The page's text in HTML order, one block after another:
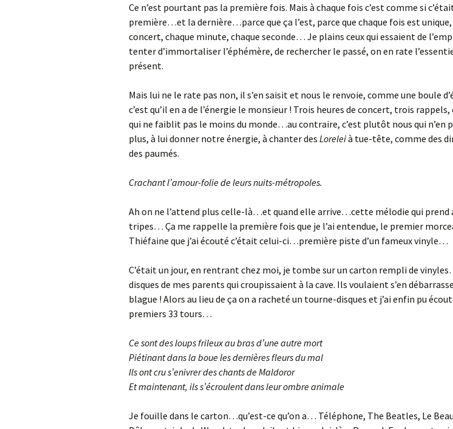
Ce n’est pourtant pas la première fois. Mais à chaque fois c’est comme si
première…et la dernière…parce que ça l’est, parce que chaque fois est unique,
concert, chaque minute, chaque seconde… Je plains ceux qui essaient de
tenter d’immortaliser l’éphémère, de rechercher le passé, on en rate
présent.
Mais lui ne le rate pas non, il s’en saisit et nous le renvoie, comme une boule
c’est qu’il en a de l’énergie le monsieur ! Trois heures de concert, trois rappels,
qui ne faiblit pas le moins du monde…au contraire, c’est plutôt nous qui n’en
plus, à lui donner notre énergie, à chanter des Loreleià tue-tête, comme des
des paumés.
Crachant l’amour-folie de leurs nuits-métropoles.
Ah on ne l’attend plus celle-là…et quand elle arrive…cette mélodie qui prend
tripes… Ça me rappelle la première fois que je l’ai entendue, le premier
Thiéfaine que j’ai écouté c’était celui-ci…première piste d’un fameux vinyle…
C’était un jour, en rentrant chez moi, je tombe sur un carton rempli de
disques de mes parents qui croupissaient à la cave. Ils voulaient s’en
blague ! Alors au lieu de ça on a racheté un tourne-disques et j’ai enfin pu
premiers 33 tours…
Ce sont des loups frileux au bras d’une autre mort
Piétinant dans la boue les dernières fleurs du mal
Ils ont cru s’enivrer des chants de Maldoror
Et maintenant, ils s’écroulent dans leur ombre animale
Je fouille dans le carton…qu’est-ce qu’on a… Téléphone, The Beatles, Le